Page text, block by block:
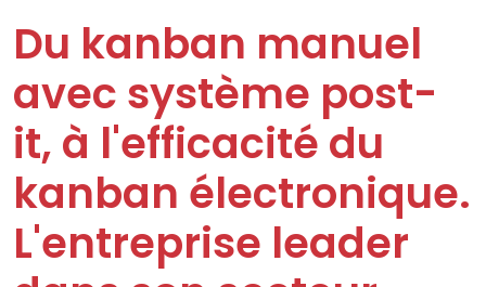
Du kanban manuel
avec système post-
it, à l'efficacité du
kanban électronique.
L'entreprise leader